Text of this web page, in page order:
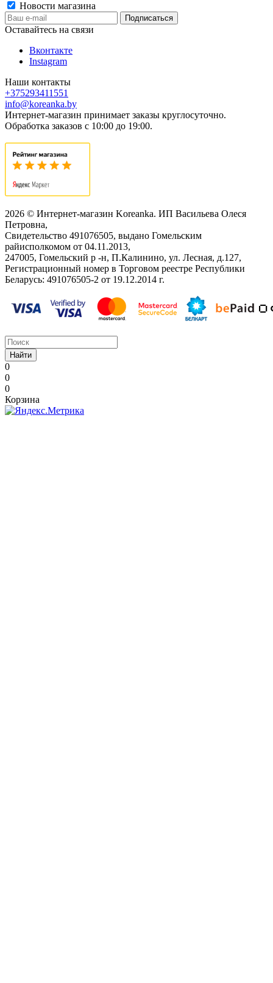
Новости магазина
Оставайтесь на связи
Вконтакте
Instagram
Наши контакты
+375293411551
info@koreanka.by
Интернет-магазин принимает заказы круглосуточно.
Обработка заказов с 10:00 до 19:00.
2026 © Интернет-магазин Koreanka. ИП Васильева Олеся
Петровна,
Свидетельство ‎491076505, выдано Гомельским
райисполкомом от 04.11.2013,
247005, Гомельский р -н, П.Калинино, ул. Лесная, д.127,
Регистрационный номер в Торговом реестре Республики
Беларусь: ‎491076505-2 от 19.12.2014 г.
Найти
0
0
0
Корзина